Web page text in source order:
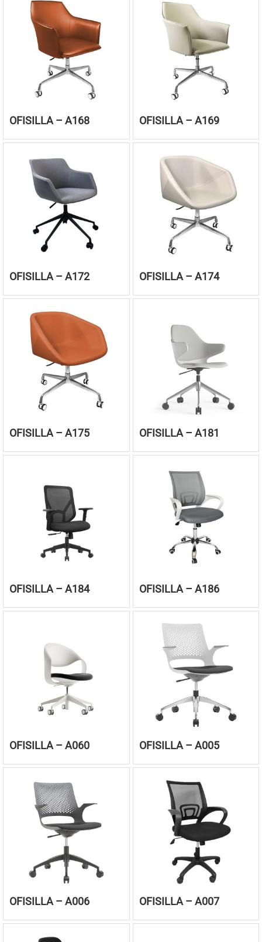
OFISILLA – A168 OFISILLA – A169
OFISILLA – A172 OFISILLA – A174
OFISILLA – A175 OFISILLA – A181
OFISILLA – A184 OFISILLA – A186
OFISILLA – A060 OFISILLA – A005
OFISILLA – A006 OFISILLA – A007